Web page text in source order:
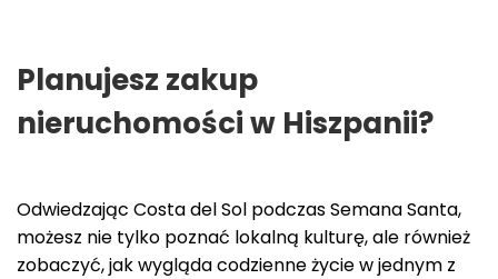
Planujesz zakup
nieruchomości w Hiszpanii?
Odwiedzając Costa del Sol podczas Semana Santa,
możesz nie tylko poznać lokalną kulturę, ale również
zobaczyć, jak wygląda codzienne życie w jednym z